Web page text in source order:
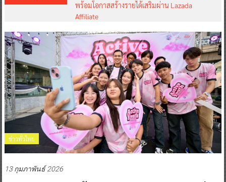
พร้อมโอกาสสร้างรายได้เสริมผ่าน Lazada
Affiliate
ข่าวทั่วไทย
13 กุมภาพันธ์ 2026